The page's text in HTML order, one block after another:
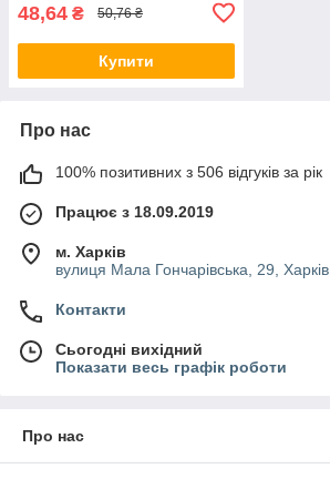
48,64 ₴ 50,76 ₴
Купити
Про нас
100% позитивних з 506 відгуків за рік
Працює з 18.09.2019
м. Харків
вулиця Мала Гончарівська, 29,
Контакти
Сьогодні вихідний
Показати весь графік роботи
Про нас